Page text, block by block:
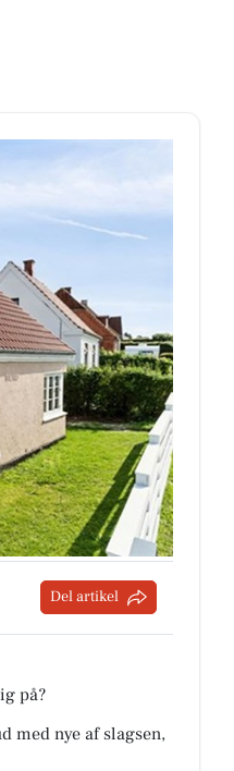
Del artikel
på?
med nye af slagsen,